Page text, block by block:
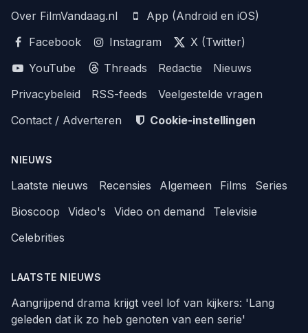
Over FilmVandaag.nl
App (Android en iOS)
Facebook
Instagram
X (Twitter)
YouTube
Threads Redactie
Nieuws
Privacybeleid
RSS-feeds
Veelgestelde vragen
Contact / Adverteren
Cookie-instellingen
NIEUWS
Laatste nieuws Recensies Algemeen Films
Series
Bioscoop
Video's Video on demand
Televisie
Celebrities
LAATSTE NIEUWS
Aangrijpend drama krijgt veel lof van kijkers: 'Lang
geleden dat ik zo heb genoten van een serie'